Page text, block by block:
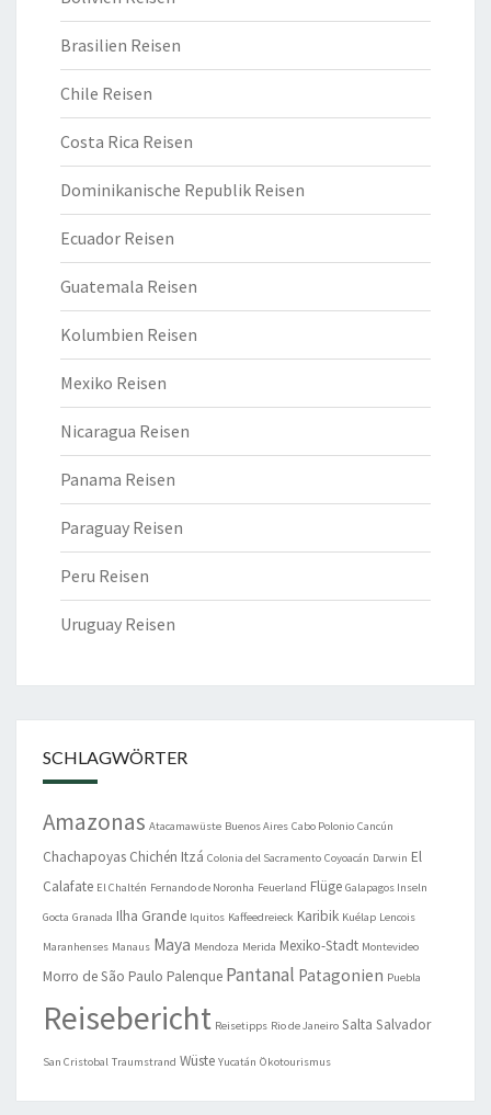
Brasilien Reisen
Chile Reisen
Costa Rica Reisen
Dominikanische Republik Reisen
Ecuador Reisen
Guatemala Reisen
Kolumbien Reisen
Mexiko Reisen
Nicaragua Reisen
Panama Reisen
Paraguay Reisen
Peru Reisen
Uruguay Reisen
SCHLAGWÖRTER
Amazonas Atacamawüste Buenos Aires Cabo Polonio Cancún
Chachapoyas Chichén Itzá Colonia del Sacramento Coyoacán Darwin El
Calafate El Chaltén Fernando de Noronha Feuerland Flüge Galapagos Inseln
Gocta Granada Ilha Grande Iquitos Kaffeedreieck Karibik Kuélap Lencois
Maranhenses Manaus Maya Mendoza Merida Mexiko-Stadt Montevideo
Morro de São Paulo Palenque Pantanal Patagonien Puebla
Reisebericht Reisetipps Rio de Janeiro Salta Salvador
San Cristobal Traumstrand Wüste Yucatán Ökotourismus